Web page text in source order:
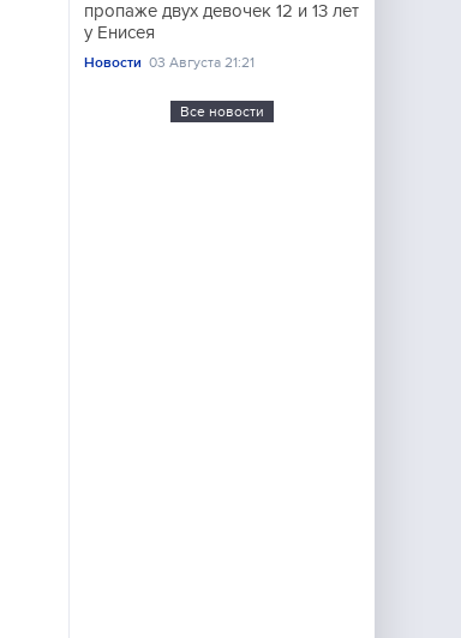
пропаже двух девочек 12 и 13 лет
у Енисея
Новости 03 Августа 21:21
Все новости